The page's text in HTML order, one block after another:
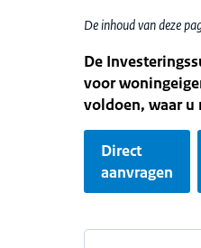
De inhoud van deze
De
voor
voldoen, waar u
Direct
aanvragen